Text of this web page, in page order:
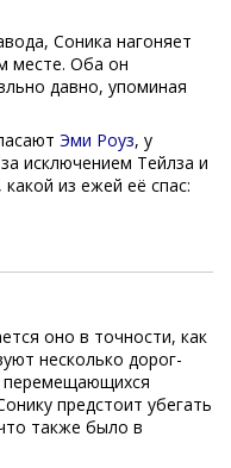
Соника нагоняет
месте. Оба он
давно, упоминая
Эми Роуз, у
исключением Тейлза и
из ежей её спас:
оно в точности, как
несколько дорог-
перемещающихся
предстоит убегать
также было в